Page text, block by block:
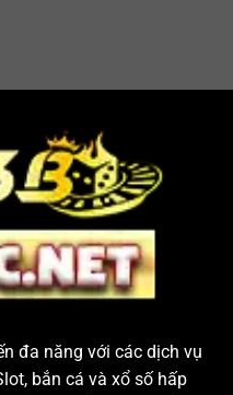
đa năng với các dịch vụ
bắn cá và xổ số hấp